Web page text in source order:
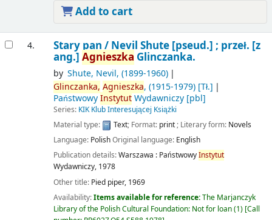
Add to cart
4. Stary pan / Nevil Shute [pseud.] ; przeł. [z
ang.] Agnieszka Glinczanka.
by Shute, Nevil, (1899-1960)
Glinczanka, Agnieszka, (1915-1979)[Tł.]
PaństwowyInstytutWydawniczy[pbl]
Series: KIK Klub Interesującej Książki
Material type:
Text; Format: print; Literary form: Novels
Language: PolishOriginal language: English
Publication details:Warszawa : PaństwowyInstytut
Wydawniczy, 1978
Other title: Pied piper, 1969
Availability:Items available for reference:The Marjanczyk
Library of the Polish Cultural Foundation: Not for loan(1) Call